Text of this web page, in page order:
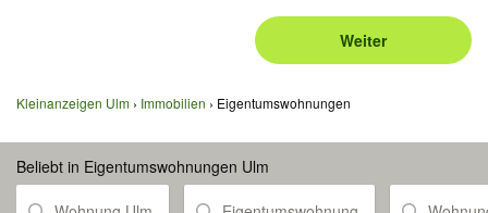
Weiter
Kleinanzeigen Ulm Immobilien Eigentumswohnungen
Beliebt in Eigentumswohnungen Ulm